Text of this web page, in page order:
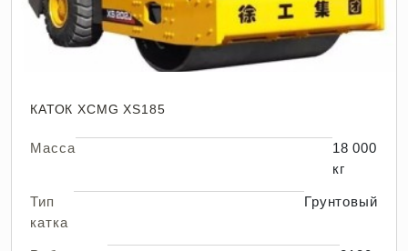
КАТОК XCMG XS185
Масса
18 000
кг
Тип
катка
Грунтовый